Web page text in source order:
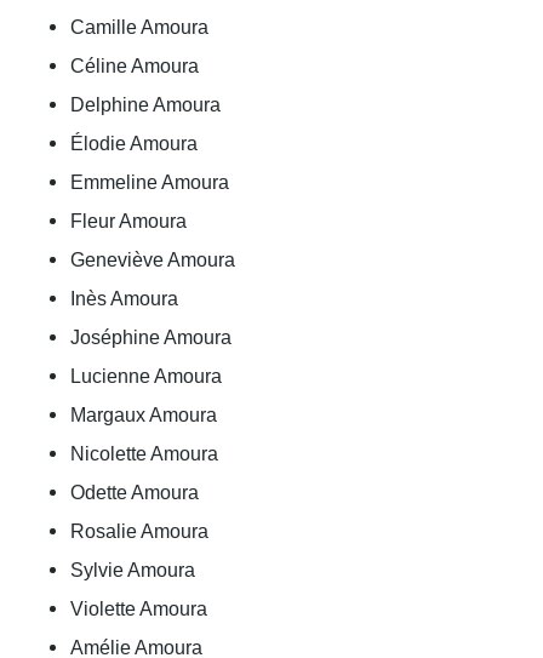
Camille Amoura
Céline Amoura
Delphine Amoura
Élodie Amoura
Emmeline Amoura
Fleur Amoura
Geneviève Amoura
Inès Amoura
Joséphine Amoura
Lucienne Amoura
Margaux Amoura
Nicolette Amoura
Odette Amoura
Rosalie Amoura
Sylvie Amoura
Violette Amoura
Amélie Amoura